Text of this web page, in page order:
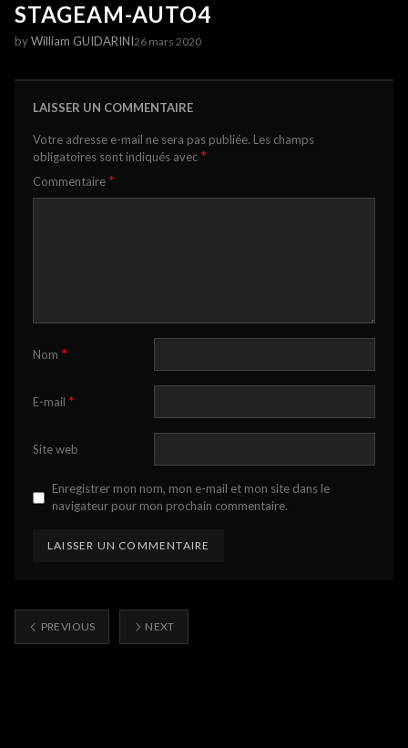
STAGEAM-AUTO4
byWilliam GUIDARINI26 mars 2020
LAISSER UN COMMENTAIRE
Votre adresse e-mail ne sera pas publiée. Les champs
obligatoires sont indiqués avec *
Commentaire *
Nom *
E-mail *
Site web
Enregistrer mon nom, mon e-mail et mon site dans le
navigateur pour mon prochain commentaire.
PREVIOUS NEXT